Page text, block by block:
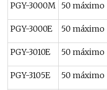
PGY-3000M 50 máximo
PGY-3000E 50 máximo
PGY-3010E 50 máximo
PGY-3105E 50 máximo